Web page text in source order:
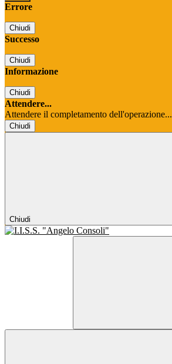
Errore
Chiudi
Successo
Chiudi
Informazione
Chiudi
Attendere...
Attendere il completamento dell'operazione...
Chiudi
Chiudi